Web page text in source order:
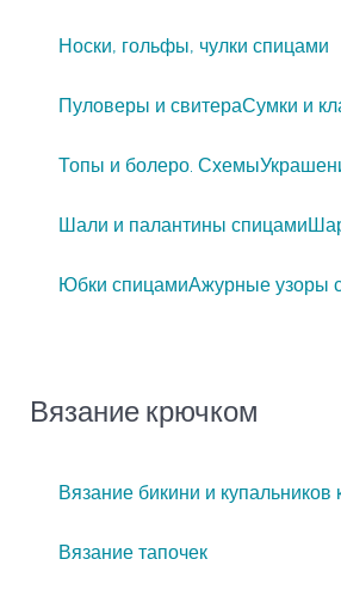
Носки, гольфы, чулки спицами
Пуловеры и свитераСумки и
Топы и болеро. Схемы
Шали и палантины спицами
Юбки спицамиАжурные узоры
Вязание крючком
Вязание бикини и купальников
Вязание тапочек